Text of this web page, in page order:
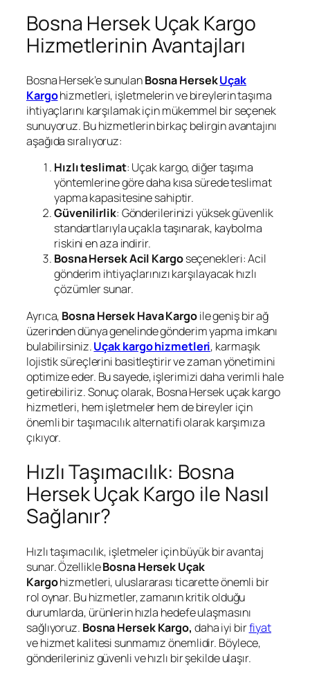
Bosna Hersek Uçak Kargo
Hizmetlerinin Avantajları
Bosna Hersek’e sunulanBosna HersekUçak
Kargohizmetleri, işletmelerin ve bireylerin taşıma
ihtiyaçlarını karşılamak için mükemmel bir seçenek
sunuyoruz. Bu hizmetlerin birkaç belirgin avantajını
aşağıda sıralıyoruz:
Hızlı teslimat: Uçak kargo, diğer taşıma
yöntemlerine göre daha kısa sürede teslimat
yapma kapasitesine sahiptir.
Güvenilirlik: Gönderilerinizi yüksek güvenlik
standartlarıyla uçakla taşınarak, kaybolma
riskini en aza indirir.
Bosna Hersek Acil Kargoseçenekleri: Acil
gönderim ihtiyaçlarınızı karşılayacak hızlı
çözümler sunar.
Ayrıca, Bosna Hersek Hava Kargoile geniş bir ağ
üzerinden dünya genelinde gönderim yapma imkanı
bulabilirsiniz.Uçak kargo hizmetleri, karmaşık
lojistik süreçlerini basitleştirir ve zaman yönetimini
optimize eder. Bu sayede, işlerimizi daha verimli hale
getirebiliriz. Sonuç olarak, Bosna Hersek uçak kargo
hizmetleri, hem işletmeler hem de bireyler için
önemli bir taşımacılık alternatifi olarak karşımıza
çıkıyor.
Hızlı Taşımacılık: Bosna
Hersek Uçak Kargo ile Nasıl
Sağlanır?
Hızlı taşımacılık, işletmeler için büyük bir avantaj
sunar. ÖzellikleBosna Hersek Uçak
Kargohizmetleri, uluslararası ticarette önemli bir
rol oynar. Bu hizmetler, zamanın kritik olduğu
durumlarda, ürünlerin hızla hedefe ulaşmasını
sağlıyoruz. Bosna Hersek Kargo, daha iyi birfiyat
ve hizmet kalitesi sunmamız önemlidir. Böylece,
gönderileriniz güvenli ve hızlı bir şekilde ulaşır.